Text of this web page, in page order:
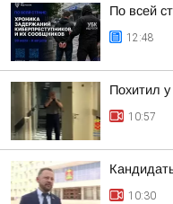
По всей
12:48
Похитил
10:57
10:30